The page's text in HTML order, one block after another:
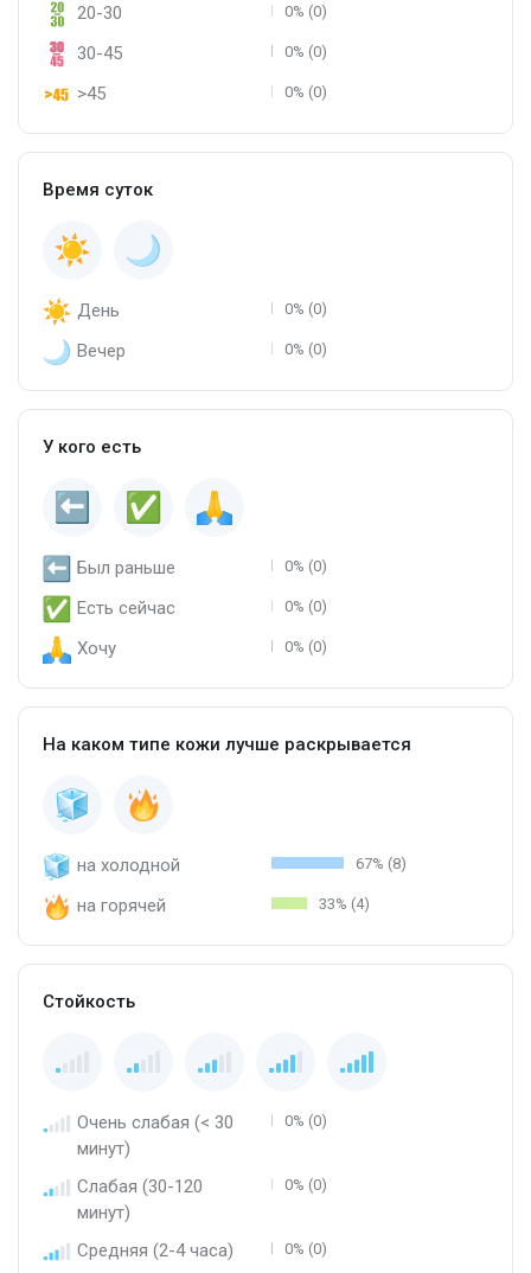
20-30 0% (0)
30-45 0% (0)
>45 0% (0)
Время суток
День 0% (0)
Вечер 0% (0)
У кого есть
Был раньше 0% (0)
Есть сейчас 0% (0)
Хочу 0% (0)
На каком типе кожи лучше раскрывается
на холодной 67% (8)
на горячей 33% (4)
Стойкость
Очень слабая (< 30
минут)
0% (0)
Слабая (30-120
минут)
0% (0)
Средняя (2-4 часа) 0% (0)